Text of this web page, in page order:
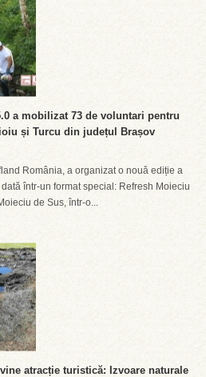
a mobilizat 73 de voluntari pentru
și Turcu din județul Brașov
România, a organizat o nouă ediție a
într-un format special: Refresh Moieciu
de Sus, într-o...
atracție turistică: Izvoare naturale